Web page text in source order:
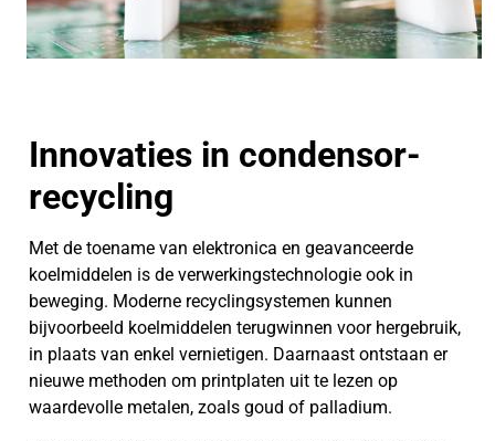
Innovaties in condensor-
recycling
Met de toename van elektronica en geavanceerde
koelmiddelen is de verwerkingstechnologie ook in
beweging. Moderne recyclingsystemen kunnen
bijvoorbeeld koelmiddelen terugwinnen voor hergebruik,
in plaats van enkel vernietigen. Daarnaast ontstaan er
nieuwe methoden om printplaten uit te lezen op
waardevolle metalen, zoals goud of palladium.